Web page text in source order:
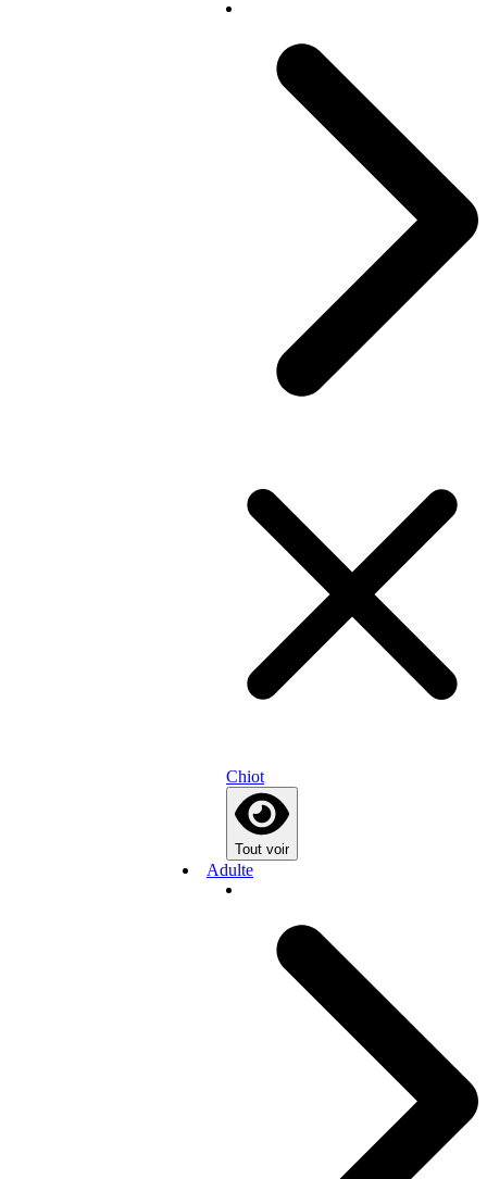
Chiot
Tout voir
Adulte